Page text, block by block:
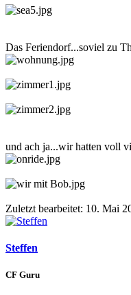
Das Feriendorf...soviel zu
und ach ja...wir hatten voll
Zuletzt bearbeitet: 10. Mai
Steffen
CF Guru